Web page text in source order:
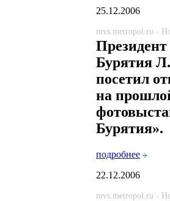
25.12.2006
mvs.metropol.ru -
Бурятия
посетил
на
Бурятия».
подробнее
22.12.2006
mvs.metropol.ru -